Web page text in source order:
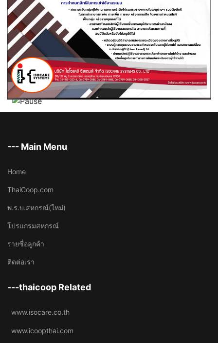
Click ดูรายละเอียด
--- Main Menu
Home
ThaiCoop.com
พ.ร.บ.สหกรณ์(ใหม่)
โปรแกรมสหกรณ์
รายชื่อลูกค้า
ติดต่อเรา
---thaicoop Related
www.isocare.co.th
www.icoopthai.com